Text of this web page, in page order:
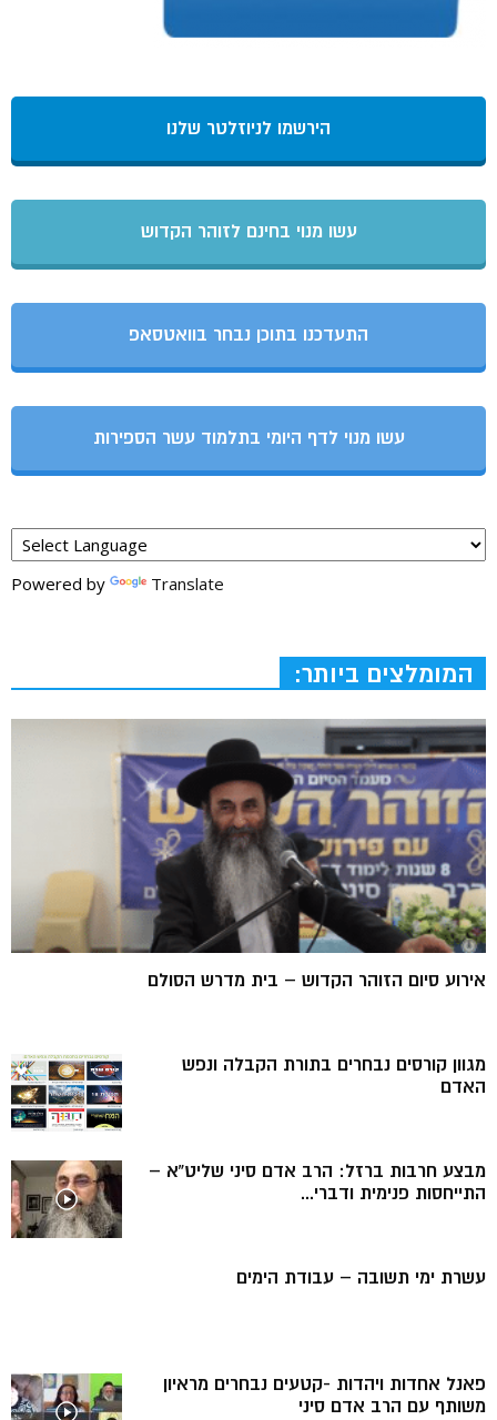
הירשמו לניוזלטר שלנו
עשו מנוי בחינם לזוהר הקדוש
התעדכנו בתוכן נבחר בוואטסאפ
עשו מנוי לדף היומי בתלמוד עשר הספירות
Powered by Translate
המומלצים ביותר:
אירוע סיום הזוהר הקדוש – בית מדרש הסולם
מגוון קורסים נבחרים בתורת הקבלה ונפש
האדם
מבצע חרבות ברזל: הרב אדם סיני שליט”א –
התייחסות פנימית ודברי...
עשרת ימי תשובה – עבודת הימים
פאנל אחדות ויהדות -קטעים נבחרים מראיון
משותף עם הרב אדם סיני